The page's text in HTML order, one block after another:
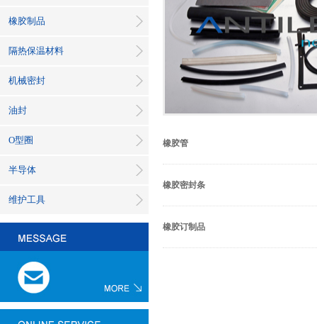
橡胶制品
隔热保温材料
机械密封
油封
O型圈
半导体
维护工具
橡胶管
橡胶密封条
橡胶订制品